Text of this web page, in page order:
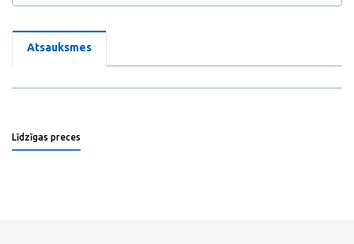
Atsauksmes
Līdzīgas preces